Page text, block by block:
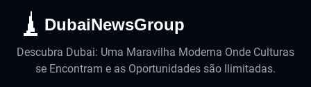
DubaiNewsGroup
Descubra Dubai: Uma Maravilha Moderna Onde Culturas
se Encontram e as Oportunidades são Ilimitadas.